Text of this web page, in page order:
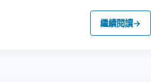
繼續閱讀→